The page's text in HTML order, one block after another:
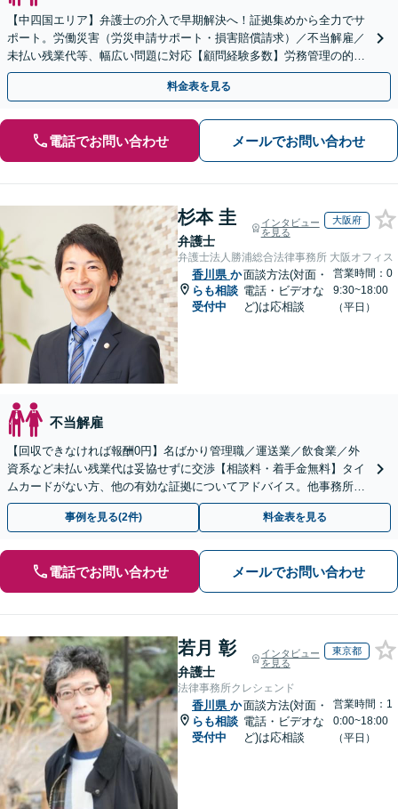
【中四国エリア】弁護士の介入で早期解決へ！証拠集めから全力でサ
ポート。労働災害（労災申請サポート・損害賠償請求）／不当解雇／
未払い残業代等、幅広い問題に対応【顧問経験多数】労務管理の的確
なアドバイスに注力【夜間・休日対応】【岡山駅10分】
料金表を見る
電話でお問い合わせ メールでお問い合わせ
杉本 圭
弁護士
インタビュー
を見る
大阪府
弁護士法人勝浦総合法律事務所 大阪オフィス
香川県 か
らも相談
受付中
面談方法(対面・
電話・ビデオな
ど)は応相談
営業時間：0
9:30~18:00
（平日）
不当解雇
【回収できなければ報酬0円】名ばかり管理職／運送業／飲食業／外
資系など未払い残業代は妥協せずに交渉【相談料・着手金無料】タイ
ムカードがない方、他の有効な証拠についてアドバイス。他事務所で
断られた方もご相談ください。あなたの権利を守ります！
事例を見る(2件) 料金表を見る
電話でお問い合わせ メールでお問い合わせ
若月 彰
弁護士
インタビュー
を見る
東京都
法律事務所クレシェンド
香川県 か
らも相談
受付中
面談方法(対面・
電話・ビデオな
ど)は応相談
営業時間：1
0:00~18:00
（平日）